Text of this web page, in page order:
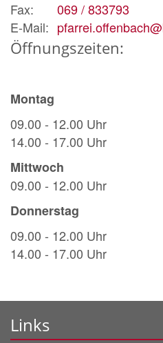
Fax:
069 / 833793
E-Mail:
Öffnungszeiten:
Montag
09.00 - 12.00 Uhr
14.00 - 17.00 Uhr
Mittwoch
09.00 - 12.00 Uhr
Donnerstag
09.00 - 12.00 Uhr
14.00 - 17.00 Uhr
Links